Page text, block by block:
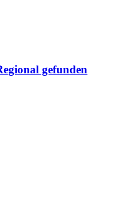
gefunden